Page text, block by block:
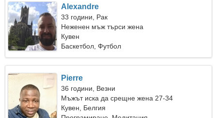
Alexandre
33 години, Рак
Неженен мъж търси жена
Кувен
Баскетбол, Футбол
Pierre
36 години, Везни
Мъжът иска да срещне жена 27-34
Кувен, Белгия